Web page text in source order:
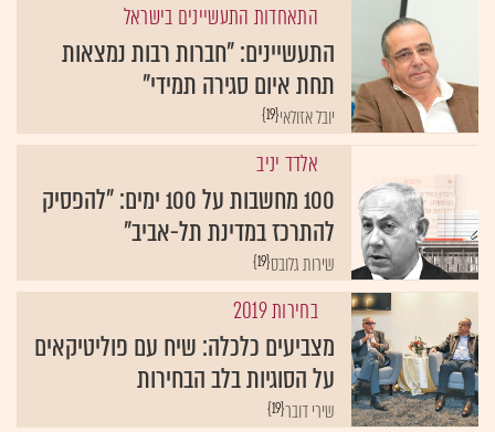
התאחדות התעשיינים בישראל
התעשיינים: "חברות רבות נמצאות
תחת איום סגירה תמידי"
{19}יובל אזולאי
אלדד יניב
100 מחשבות על 100 ימים: "להפסיק
להתרכז במדינת תל-אביב"
{19}שירות גלובס
בחירות 2019
מצביעים כלכלה: שיח עם פוליטיקאים
על הסוגיות בלב הבחירות
{19}שירי דובר